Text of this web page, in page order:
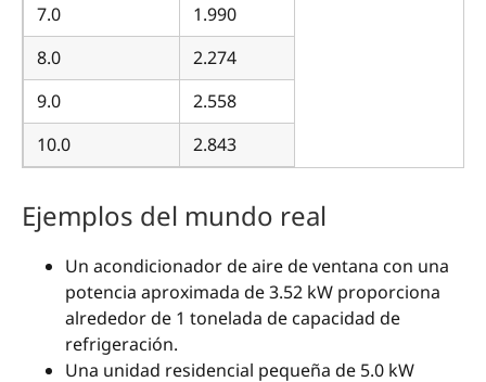
7.0
1.990
8.0
2.274
9.0
2.558
10.0
2.843
Ejemplos del mundo real
Un acondicionador de aire de ventana con una
potencia aproximada de 3.52 kW proporciona
alrededor de 1 tonelada de capacidad de
refrigeración.
Una unidad residencial pequeña de 5.0 kW